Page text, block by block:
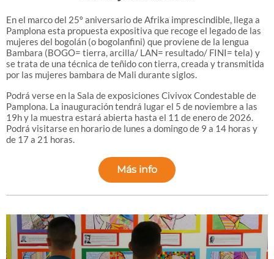
En el marco del 25º aniversario de Afrika imprescindible, llega a
Pamplona esta propuesta expositiva que recoge el legado de las
mujeres del bogolán (o bogolanfini) que proviene de la lengua
Bambara (BOGO= tierra, arcilla/ LAN= resultado/ FINI= tela) y
se trata de una técnica de teñido con tierra, creada y transmitida
por las mujeres bambara de Mali durante siglos.
Podrá verse en la Sala de exposiciones Civivox Condestable de
Pamplona. La inauguración tendrá lugar el 5 de noviembre a las
19h y la muestra estará abierta hasta el 11 de enero de 2026.
Podrá visitarse en horario de lunes a domingo de 9 a 14 horas y
de 17 a 21 horas.
Más info